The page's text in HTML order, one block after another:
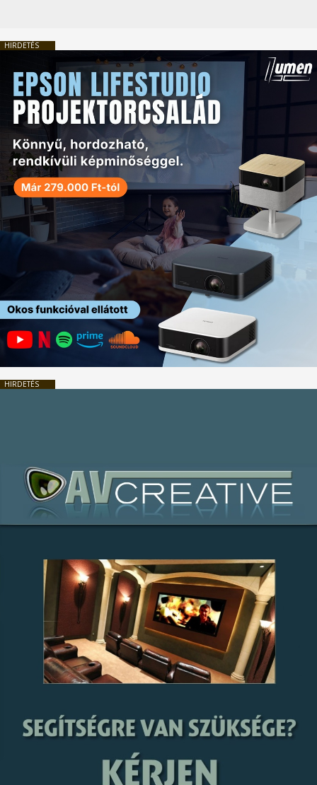
HIRDETÉS
HIRDETÉS